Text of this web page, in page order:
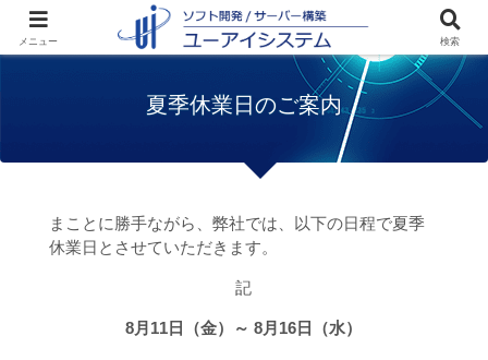
ユーアイシステムからのおしらせ
夏季休業日のご案内
夏季休業日のご案内
まことに勝手ながら、弊社では、以下の日程で夏季
休業日とさせていただきます。
記
8月11日（金）～ 8月16日（水）
メニュー 検索